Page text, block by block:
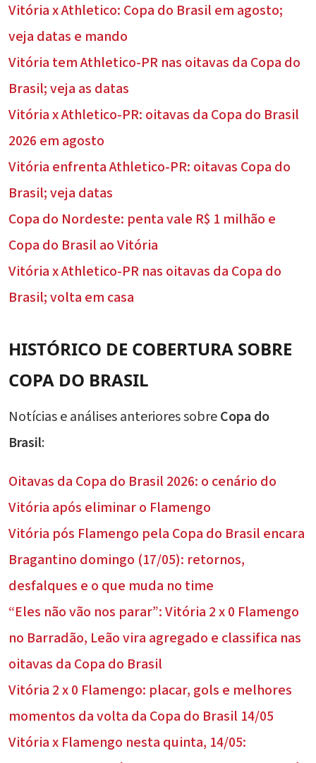
Vitória x Athletico: Copa do Brasil em agosto;
veja datas e mando
Vitória tem Athletico-PR nas oitavas da Copa do
Brasil; veja as datas
Vitória x Athletico-PR: oitavas da Copa do Brasil
2026 em agosto
Vitória enfrenta Athletico-PR: oitavas Copa do
Brasil; veja datas
Copa do Nordeste: penta vale R$ 1 milhão e
Copa do Brasil ao Vitória
Vitória x Athletico-PR nas oitavas da Copa do
Brasil; volta em casa
HISTÓRICO DE COBERTURA SOBRE
COPA DO BRASIL
Notícias e análises anteriores sobreCopa do
Brasil:
Oitavas da Copa do Brasil 2026: o cenário do
Vitória após eliminar o Flamengo
Vitória pós Flamengo pela Copa do Brasil encara
Bragantino domingo (17/05): retornos,
desfalques e o que muda no time
“Eles não vão nos parar”: Vitória 2 x 0 Flamengo
no Barradão, Leão vira agregado e classifica nas
oitavas da Copa do Brasil
Vitória 2 x 0 Flamengo: placar, gols e melhores
momentos da volta da Copa do Brasil 14/05
Vitória x Flamengo nesta quinta, 14/05: